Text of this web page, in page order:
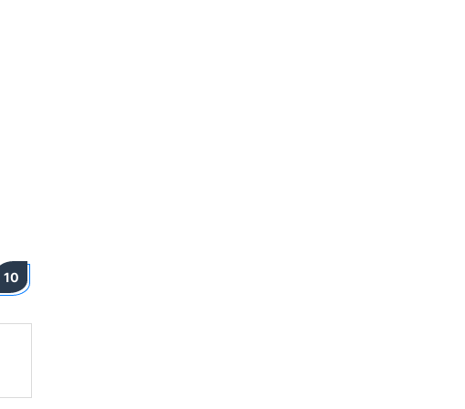
10